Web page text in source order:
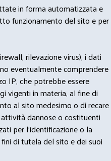
in forma automatizzata e
funzionamento del sito e per
rilevazione virus), i dati
eventualmente comprendere
IP, che potrebbe essere
vigenti in materia, al fine di
al sito medesimo o di recare
dannose o costituenti
per l'identificazione o la
di tutela del sito e dei suoi